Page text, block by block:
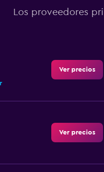
Los proveedores
Ver precios
Ver precios